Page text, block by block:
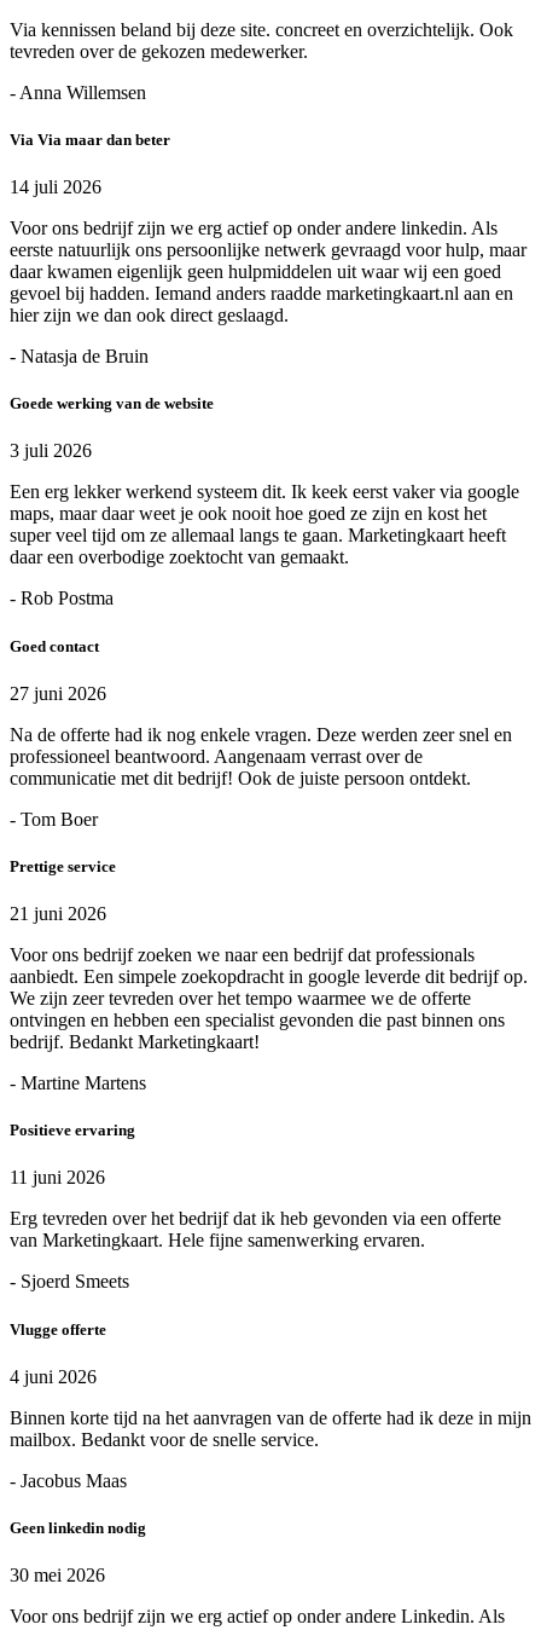
Via kennissen beland bij deze site. concreet en overzichtelijk. Ook
tevreden over de gekozen medewerker.
- Anna Willemsen
Via Via maar dan beter
14 juli 2026
Voor ons bedrijf zijn we erg actief op onder andere linkedin. Als
eerste natuurlijk ons persoonlijke netwerk gevraagd voor hulp, maar
daar kwamen eigenlijk geen hulpmiddelen uit waar wij een goed
gevoel bij hadden. Iemand anders raadde marketingkaart.nl aan en
hier zijn we dan ook direct geslaagd.
- Natasja de Bruin
Goede werking van de website
3 juli 2026
Een erg lekker werkend systeem dit. Ik keek eerst vaker via google
maps, maar daar weet je ook nooit hoe goed ze zijn en kost het
super veel tijd om ze allemaal langs te gaan. Marketingkaart heeft
daar een overbodige zoektocht van gemaakt.
- Rob Postma
Goed contact
27 juni 2026
Na de offerte had ik nog enkele vragen. Deze werden zeer snel en
professioneel beantwoord. Aangenaam verrast over de
communicatie met dit bedrijf! Ook de juiste persoon ontdekt.
- Tom Boer
Prettige service
21 juni 2026
Voor ons bedrijf zoeken we naar een bedrijf dat professionals
aanbiedt. Een simpele zoekopdracht in google leverde dit bedrijf op.
We zijn zeer tevreden over het tempo waarmee we de offerte
ontvingen en hebben een specialist gevonden die past binnen ons
bedrijf. Bedankt Marketingkaart!
- Martine Martens
Positieve ervaring
11 juni 2026
Erg tevreden over het bedrijf dat ik heb gevonden via een offerte
van Marketingkaart. Hele fijne samenwerking ervaren.
- Sjoerd Smeets
Vlugge offerte
4 juni 2026
Binnen korte tijd na het aanvragen van de offerte had ik deze in mijn
mailbox. Bedankt voor de snelle service.
- Jacobus Maas
Geen linkedin nodig
30 mei 2026
Voor ons bedrijf zijn we erg actief op onder andere Linkedin. Als